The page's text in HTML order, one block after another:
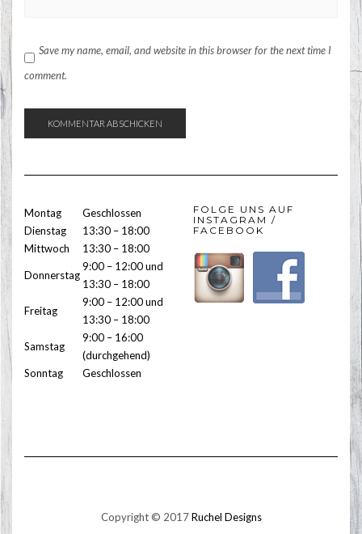
Save my name, email, and website in this browser for the next time I
comment.
Montag
Geschlossen
Dienstag
13:30 – 18:00
Mittwoch
13:30 – 18:00
Donnerstag
9:00 – 12:00 und
13:30 – 18:00
Freitag
9:00 – 12:00 und
13:30 – 18:00
Samstag
9:00 – 16:00
(durchgehend)
Sonntag
Geschlossen
FOLGE UNS AUF
INSTAGRAM /
FACEBOOK
Copyright © 2017Ruchel Designs